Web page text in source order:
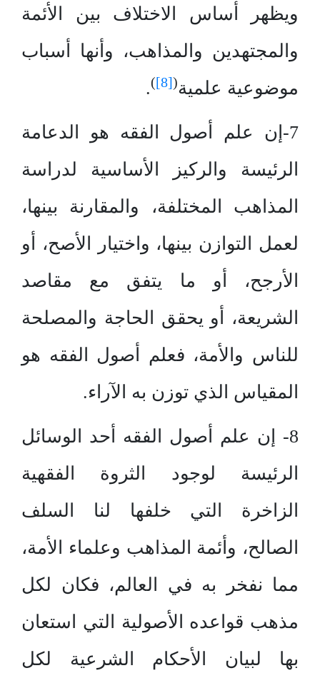
ويظهر أساس الاختلاف بين الأئمة
والمجتهدين والمذاهب، وأنها أسباب
موضوعية علمية(
[8]
)
.
7-إن علم أصول الفقه هو الدعامة
الرئيسة والركيز الأساسية لدراسة
المذاهب المختلفة، والمقارنة بينها،
لعمل التوازن بينها، واختيار الأصح، أو
الأرجح، أو ما يتفق مع مقاصد
الشريعة، أو يحقق الحاجة والمصلحة
للناس والأمة، فعلم أصول الفقه هو
المقياس الذي توزن به الآراء.
8- إن علم أصول الفقه أحد الوسائل
الرئيسة لوجود الثروة الفقهية
الزاخرة التي خلفها لنا السلف
الصالح، وأئمة المذاهب وعلماء الأمة،
مما نفخر به في العالم، فكان لكل
مذهب قواعده الأصولية التي استعان
بها لبيان الأحكام الشرعية لكل